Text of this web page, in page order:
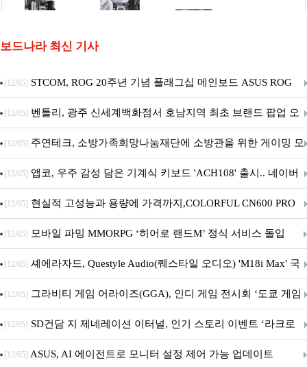
보드나라 최신 기사
[12/05] STCOM, ROG 20주년 기념 플래그십 메인보드 ASUS ROG
Crosshair X870E EDITION 20 국내 출시 예정
[12/05] 벤틀리, 광주 신세계백화점서 호남지역 최초 브랜드 팝업 오
픈
[12/05] 주연테크, 소방가족희망나눔재단에 소방관을 위한 게이밍 모
니터·스마트 펫 침대 기부
[12/05] 앱코, 우주 감성 담은 기계식 키보드 'ACH108' 출시.. 네이버
브랜드데이 기획전 진행
[12/05] 현실적 고성능과 용량에 가격까지,COLORFUL CN600 PRO
M.2 NVMe 디앤디컴 1TB
[12/05] 모바일 파밍 MMORPG ‘히어로 랜드M’ 정식 서비스 돌입
[12/05] 셰에라자드, Questyle Audio(퀘스타일 오디오) 'M18i Max' 국
내 정식 출시
[12/05] 그라비티 게임 어라이즈(GGA), 인디 게임 전시회 ‘도쿄 게임
던전 13’ 참가!
[12/05] SD건담 지 제네레이션 이터널, 인기 스토리 이벤트 ‘라크로
아의 용사’ 재개최 및 풍성한 기념 이벤트 실시!
[12/05] ASUS, AI 에이전트로 모니터 설정 제어 가능 업데이트